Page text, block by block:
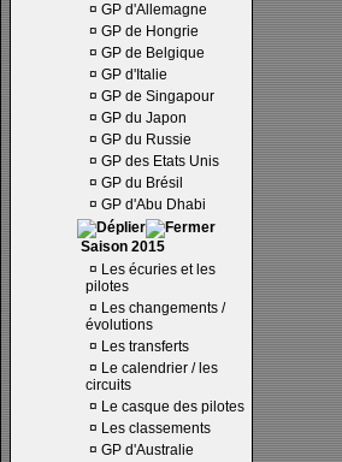
¤ GP d'Allemagne
¤ GP de Hongrie
¤ GP de Belgique
¤ GP d'Italie
¤ GP de Singapour
¤ GP du Japon
¤ GP du Russie
¤ GP des Etats Unis
¤ GP du Brésil
¤ GP d'Abu Dhabi
Saison 2015
¤ Les écuries et les
pilotes
¤ Les changements /
évolutions
¤ Les transferts
¤ Le calendrier / les
circuits
¤ Le casque des pilotes
¤ Les classements
¤ GP d'Australie